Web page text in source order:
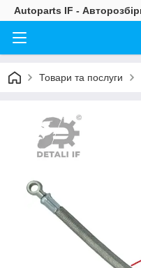
Autoparts IF -
Товари та послуги